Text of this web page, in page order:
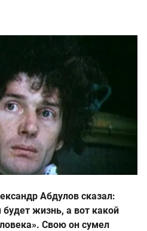
Абдулов сказал:
жизнь, а вот какой
Свою он сумел